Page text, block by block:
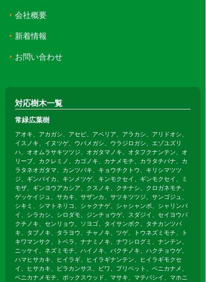
会社概要
新着情報
お問い合わせ
対応樹木一覧
常緑広葉樹
アオキ、アカガシ、アセビ、アベリア、アラカシ、アリドオシ、
イスノキ、イヌツゲ、ウバメガシ、ウラジロガシ、エゾユズリ
ハ、オオムラサキツツジ、オガタマノキ、オタフクナンテン、オ
リーブ、カクレミノ、カゴノキ、カナメモチ、カラタチバナ、カ
ラタネオガタマ、カンツバキ、キョウチクトウ、キリシマツツ
ジ、ギンバイカ、キンメツゲ、キンモクセイ、ギンモクセイ、ミ
モザ、ギンヨウアカシア、クスノキ、クチナシ、クロガネモチ、
ゲッケイジュ、サカキ、サザンカ、サツキツツジ、サンゴジュ、
シキミ、シマトネリコ、シャクナゲ、シャシャンポ、シャリンバ
イ、シラカシ、シロダモ、ジンチョウゲ、スダジイ、セイヨウバ
クチノキ、センリョウ、ソヨゴ、タイサンボク、タチカンツバ
キ、タブノキ、タラヨウ、チャノキ、ツゲ、トウネズミモチ、ト
キワマンサク、トベラ、ナナミノキ、ナワシログミ、ナンテン、
ニッケイ、ネズミモチ、ハイノキ、バクチノキ、ハクチョウゲ、
ハマヒサカキ、ヒイラギ、ヒイラギナンテン、ヒイラギモクセ
イ、ヒサカキ、ピラカンサス、ビワ、プリペット、ベニカナメ、
ベニカナメモチ、ボックスウッド、マサキ、マテバシイ、マホニ